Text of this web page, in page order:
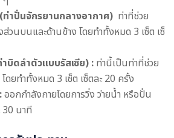
าปั่นจักรยานกลางอากาศ) ท่าที่ช่วย
วนบนและด้านข้าง โดยทำทั้งหมด 3 เซ็ต เซ็
บิดลำตัวแบบรัสเซีย) : ท่านี้เป็นท่าที่ช่วย
ดยทำทั้งหมด 3 เซ็ต เซ็ตละ 20 ครั้ง
ออกกำลังกายโดยการวิ่ง ว่ายน้ำ หรือปั่น
30 นาที